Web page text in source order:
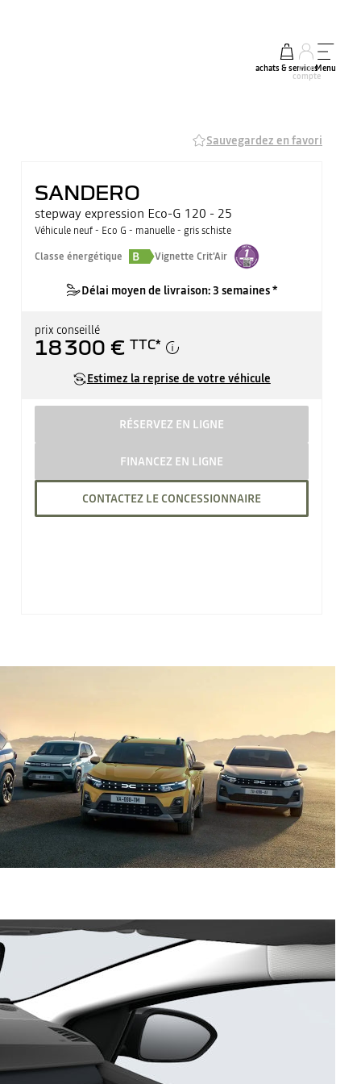
achats & services
mon
compte
Menu
Sauvegardez en favori
SANDERO
stepway expression Eco-G 120 - 25
Véhicule neuf - Eco G - manuelle - gris schiste
Classe énergétique
B Vignette Crit'Air
Délai moyen de livraison: 3 semaines *
prix conseillé
18 300 € TTC*
Estimez la reprise de votre véhicule
RÉSERVEZ EN LIGNE
FINANCEZ EN LIGNE
CONTACTEZ LE CONCESSIONNAIRE